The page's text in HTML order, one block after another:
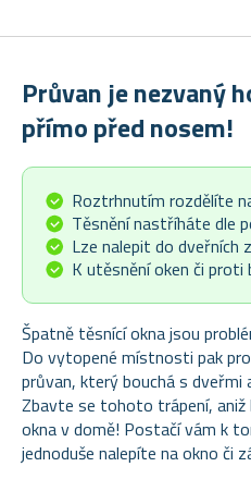
Průvan je nezvaný
přímo před nosem!
Roztrhnutím rozdělíte
Těsnění nastříháte dle
Lze nalepit do dveřních
K utěsnění oken či proti
Špatně těsnící okna jsou
Do vytopené místnosti pak
průvan, který bouchá s dveřmi
Zbavte se tohoto trápení,
okna v domě! Postačí vám k
jednoduše nalepíte na okno či